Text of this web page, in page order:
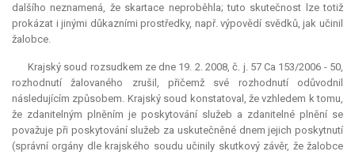
dalšího neznamená, že skartace neproběhla; tuto skutečnost lze totiž
prokázat i jinými důkazními prostředky, např. výpovědí svědků, jak učinil
žalobce.
Krajský soud rozsudkem ze dne 19. 2. 2008, č. j. 57 Ca 153/2006 - 50,
rozhodnutí žalovaného zrušil, přičemž své rozhodnutí odůvodnil
následujícím způsobem. Krajský soud konstatoval, že vzhledem k tomu,
že zdanitelným plněním je poskytování služeb a zdanitelné plnění se
považuje při poskytování služeb za uskutečněné dnem jejich poskytnutí
(správní orgány dle krajského soudu učinily skutkový závěr, že žalobce